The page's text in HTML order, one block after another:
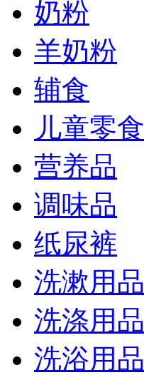
奶粉
羊奶粉
辅食
儿童零食
营养品
调味品
纸尿裤
洗漱用品
洗涤用品
洗浴用品